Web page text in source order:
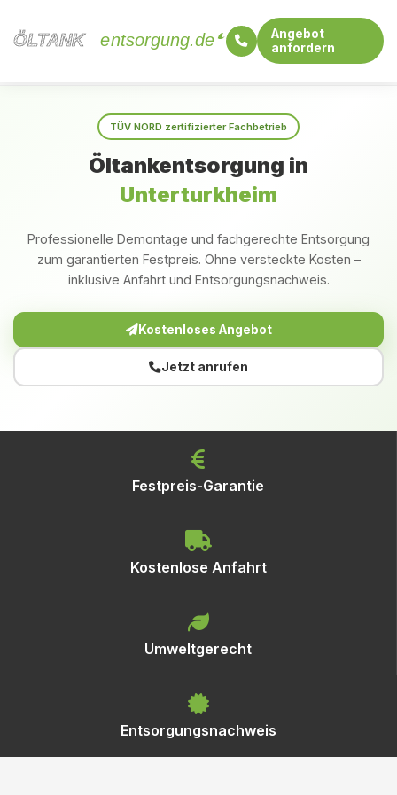
ÖLTANK
ÖLTANK entsorgung.de
Angebot
anfordern
TÜV NORD zertifizierter Fachbetrieb
Öltankentsorgung in
Unterturkheim
Professionelle Demontage und fachgerechte Entsorgung
zum garantierten Festpreis. Ohne versteckte Kosten –
inklusive Anfahrt und Entsorgungsnachweis.
Kostenloses Angebot
Jetzt anrufen
Festpreis-Garantie
Kostenlose Anfahrt
Umweltgerecht
Entsorgungsnachweis